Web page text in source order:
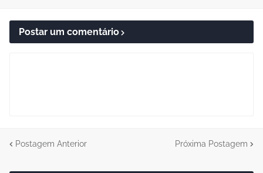
Postar um comentário
Postagem Anterior Próxima Postagem